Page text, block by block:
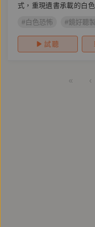
式，重現遺書承載的白色
#白色恐怖 #鏡好聽
試聽
« ‹